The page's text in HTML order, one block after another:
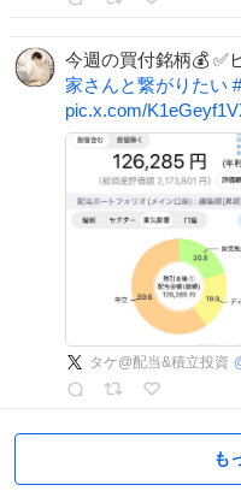
今週の買付銘柄💰 ✅
家さんと繋がりたい #
pic.x.com/
タケ@配当&積立投資
も